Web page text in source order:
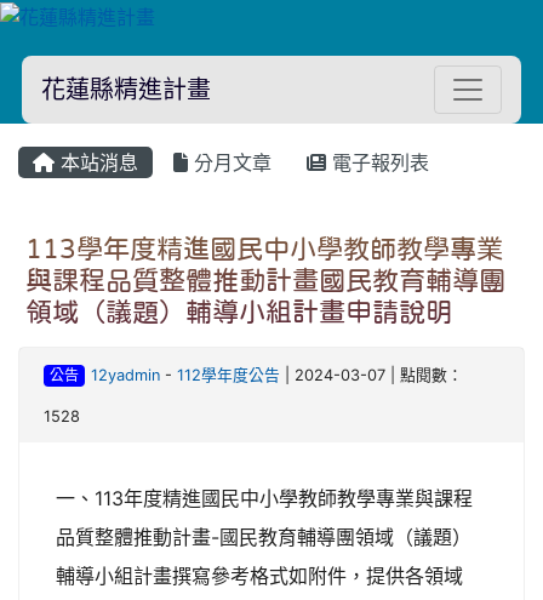
花蓮縣精進計畫
本站消息 分月文章 電子報列表
113學年度精進國民中小學教師教學專業
與課程品質整體推動計畫國民教育輔導團
領域（議題）輔導小組計畫申請說明
公告 12yadmin- 112學年度公告 | 2024-03-07 | 點閱數：
1528
一、113年度精進國民中小學教師教學專業與課程
品質整體推動計畫-國民教育輔導團領域（議題）
輔導小組計畫撰寫參考格式如附件，提供各領域